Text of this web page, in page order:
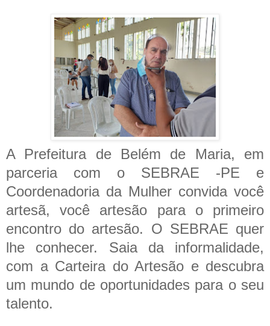
A Prefeitura de Belém de Maria, em
parceria com o SEBRAE -PE e
Coordenadoria da Mulher convida você
artesã, você artesão para o primeiro
encontro do artesão. O SEBRAE quer
lhe conhecer. Saia da informalidade,
com a Carteira do Artesão e descubra
um mundo de oportunidades para o seu
talento.